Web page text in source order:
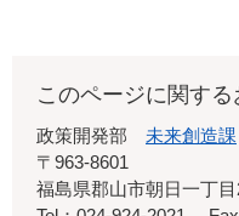
このページに関す
政策開発部 未来創造課
〒963-8601
福島県郡山市朝日一丁